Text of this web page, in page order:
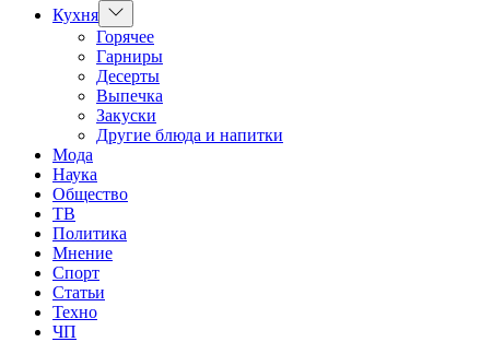
Кухня Показать
подменю
Горячее
Гарниры
Десерты
Выпечка
Закуски
Другие блюда и напитки
Мода
Наука
Общество
ТВ
Политика
Мнение
Спорт
Статьи
Техно
ЧП